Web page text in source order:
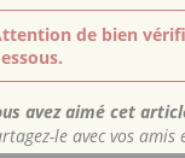
de bien
avez aimé cet
le avec vos